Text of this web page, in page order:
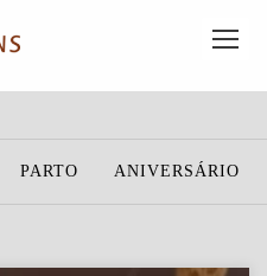
PARTO ANIVERSÁRIO